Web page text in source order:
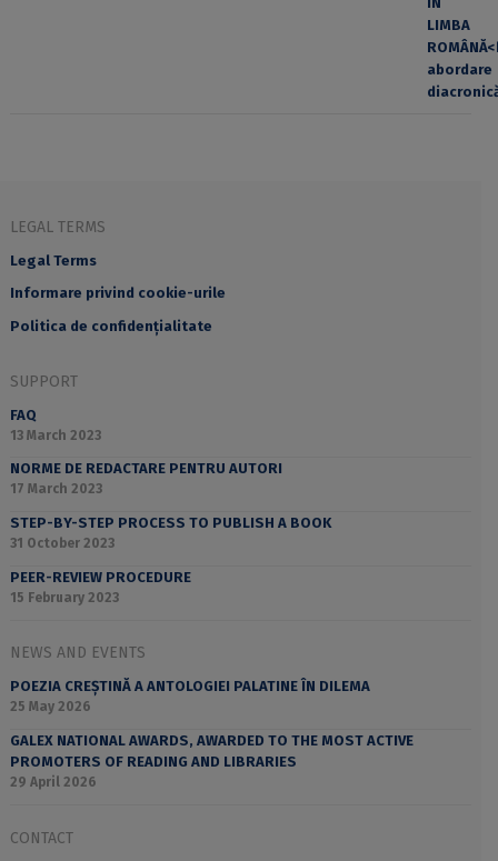
LEGAL TERMS
Legal Terms
Informare privind cookie-urile
Politica de confidențialitate
SUPPORT
FAQ
13 March 2023
NORME DE REDACTARE PENTRU AUTORI
17 March 2023
STEP-BY-STEP PROCESS TO PUBLISH A BOOK
31 October 2023
PEER-REVIEW PROCEDURE
15 February 2023
NEWS AND EVENTS
POEZIA CREȘTINĂ A ANTOLOGIEI PALATINE ÎN DILEMA
25 May 2026
GALEX NATIONAL AWARDS, AWARDED TO THE MOST ACTIVE
PROMOTERS OF READING AND LIBRARIES
29 April 2026
CONTACT